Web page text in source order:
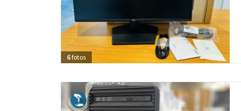
6fotos